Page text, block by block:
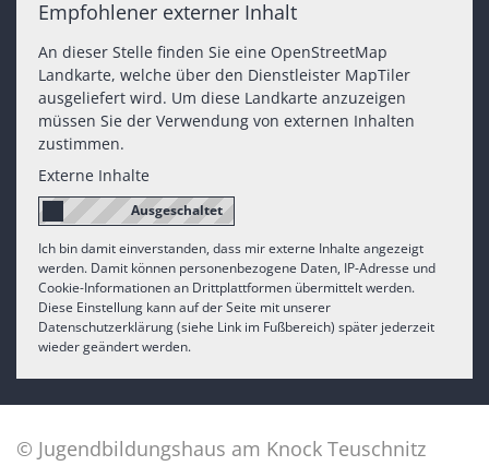
Empfohlener externer Inhalt
An dieser Stelle finden Sie eine OpenStreetMap
Landkarte, welche über den Dienstleister MapTiler
ausgeliefert wird. Um diese Landkarte anzuzeigen
müssen Sie der Verwendung von externen Inhalten
zustimmen.
Externe Inhalte
Ich bin damit einverstanden, dass mir externe Inhalte angezeigt
werden. Damit können personenbezogene Daten, IP-Adresse und
Cookie-Informationen an Drittplattformen übermittelt werden.
Diese Einstellung kann auf der Seite mit unserer
Datenschutzerklärung (siehe Link im Fußbereich) später jederzeit
wieder geändert werden.
© Jugendbildungshaus am Knock Teuschnitz